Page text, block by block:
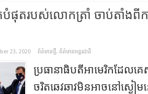
ត់បំផុតរបស់លោកត្រាំ​ ចាប់តាំងពី
23, 2020 ព័ត៌មានថ្មី, ព័ត៌មានអន្តរជាតិ
ប្រធានាធិបតីអាមេរិកដែលគ
ចរិតឆេវឆាវ​មិនអាចនៅស្ងៀ